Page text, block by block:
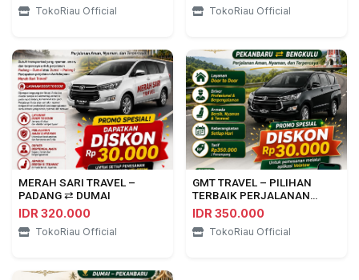
TokoRiau Official TokoRiau Official
MERAH SARI TRAVEL –
PADANG ⇄ DUMAI
IDR 320.000
TokoRiau Official
GMT TRAVEL – PILIHAN
TERBAIK PERJALANAN
PEKANBARU ⇄ BENGKULU
IDR 350.000
TokoRiau Official